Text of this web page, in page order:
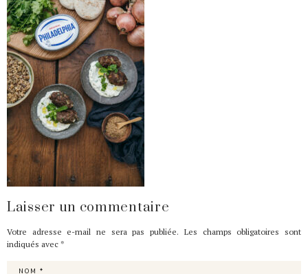
Laisser un commentaire
Votre adresse e-mail ne sera pas publiée. Les champs obligatoires sont
indiqués avec *